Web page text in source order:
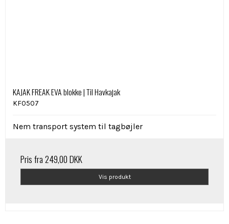
KAJAK FREAK EVA blokke | Til Havkajak
KF0507
Nem transport system til tagbøjler
Pris fra249,00 DKK
Vis produkt